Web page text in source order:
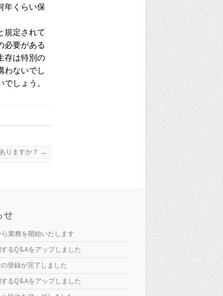
年くらい保
規定されて
必要がある
存は特別の
わないでし
しょう。
りますか？ →
せ
ら業務を開始いたします
るQ&Aをアップしました
登録が完了しました
るQ&Aをアップしました